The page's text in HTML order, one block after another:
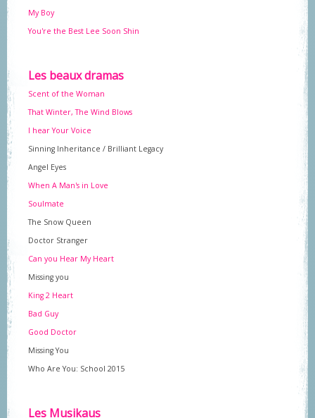
My Boy
You're the Best Lee Soon Shin
Les beaux dramas
Scent of the Woman
That Winter, The Wind Blows
I hear Your Voice
Sinning Inheritance / Brilliant Legacy
Angel Eyes
When A Man's in Love
Soulmate
The Snow Queen
Doctor Stranger
Can you Hear My Heart
Missing you
King 2 Heart
Bad Guy
Good Doctor
Missing You
Who Are You: School 2015
Les Musikaus